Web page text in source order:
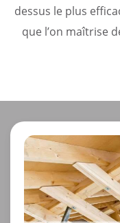
dessus le plus
que l’on maîtrise